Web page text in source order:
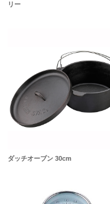
リー
ダッチオーブン 30cm